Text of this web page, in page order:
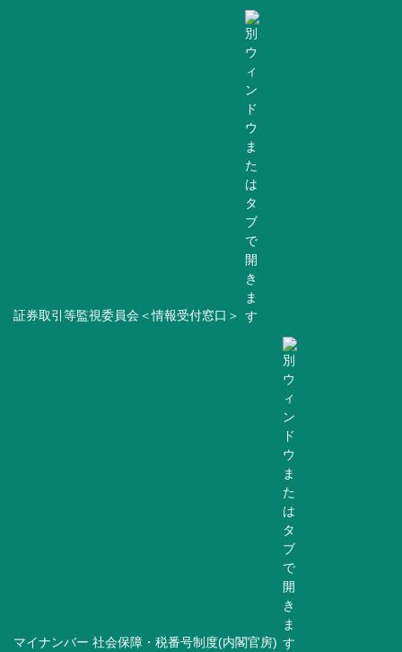
証券取引等監視委員会＜情報受付窓口＞
マイナンバー 社会保障・税番号制度(内閣官房)